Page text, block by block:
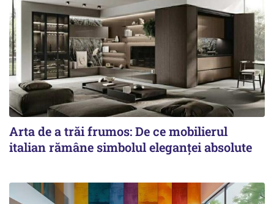
Arta de a trăi frumos: De ce mobilierul
italian rămâne simbolul eleganței absolute